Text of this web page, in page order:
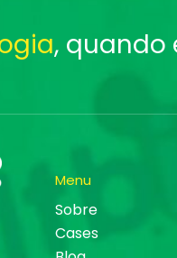
, quando
Menu
Sobre
Cases